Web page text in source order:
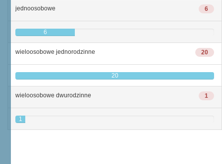
6
jednoosobowe
6
20
wieloosobowe jednorodzinne
20
1
wieloosobowe dwurodzinne
1